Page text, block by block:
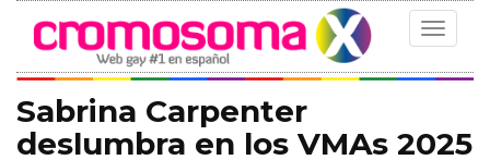
Toggle
Sabrina Carpenter
deslumbra en los VMAs 2025